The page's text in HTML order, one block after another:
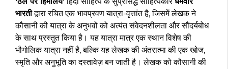
भारतीद्वारा रचित एक भावप्रवण यात्रा-वृत्तांत है, जिसमें लेखक ने
कौसानी की यात्रा के अनुभवों को अत्यंत संवेदनशीलता और सौंदर्यबोध
के साथ प्रस्तुत किया है। यह यात्रा मात्र एक स्थान विशेष की
भौगोलिक यात्रा नहीं है, बल्कि यह लेखक की अंतरात्मा की एक खोज,
स्मृति और अनुभूति का दस्तावेज़ बन जाती है। लेखक को कौसानी की